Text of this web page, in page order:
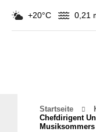
+20°C 0,21
Startseite
Chefdirigent
Musiksommers